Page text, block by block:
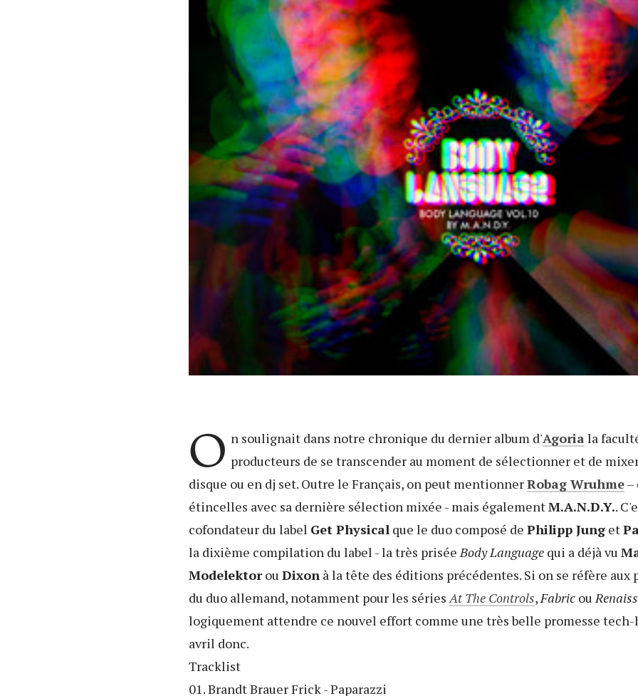
O n soulignait dans notre chronique du dernier album d'Agoria la
producteurs de se transcender au moment de sélectionner et de
disque ou en dj set. Outre le Français, on peut mentionnerRobag Wruhme–
étincelles avec sa dernière sélection mixée - mais égalementM.A.N.D.Y..
cofondateur du label Get Physical que le duo composé de Philipp Junget
la dixième compilation du label - la très prisée Body Languagequi a déjà vu
Modelektorou Dixon à la tête des éditions précédentes. Si on se réfère
du duo allemand, notamment pour les séries At The Controls, Fabricou
logiquement attendre ce nouvel effort comme une très belle promesse tech-
avril donc.
Tracklist
01. Brandt Brauer Frick - Paparazzi